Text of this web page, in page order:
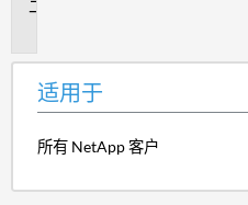
适用于
所有 NetApp 客户